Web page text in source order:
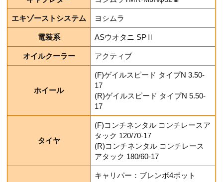
エキゾーストシステム ヨシムラ
電装系 ASウオタニ SPⅡ
オイルクーラー アクティブ
ホイール
(F)ゲイルスピード タイプN 3.50-
17
(R)ゲイルスピード タイプN 5.50-
17
タイヤ
(F)コンチネンタル コンチレースア
タック 120/70-17
(R)コンチネンタル コンチレース
アタック 180/60-17
キャリパー：ブレンボ4ポット